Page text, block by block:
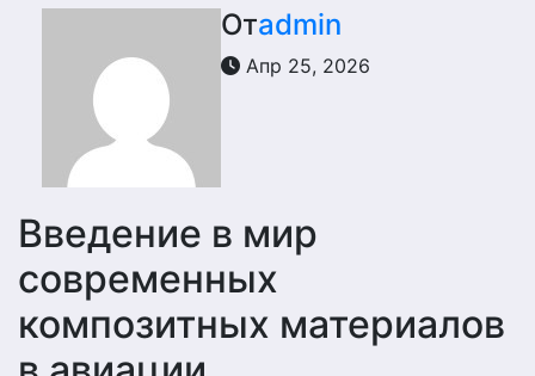
Отadmin
Апр 25, 2026
Введение в мир
современных
композитных материалов